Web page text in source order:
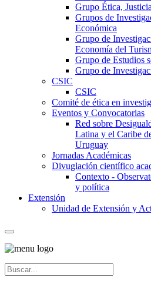
Grupo Ética,
Grupos de
Económica
Grupo de
Economía del
Grupo de Estudios
Grupo de
CSIC
CSIC
Comité de ética en
Eventos y Convocatorias
Red sobre
Latina y el Caribe
Uruguay
Jornadas Académicas
Divuglación científico
Contexto -
y política
Extensión
Unidad de Extensión y